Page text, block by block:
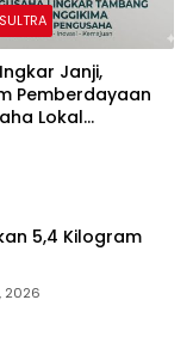
Ingkar Janji,
Pemberdayaan
Lokal
5,4 Kilogram
2026